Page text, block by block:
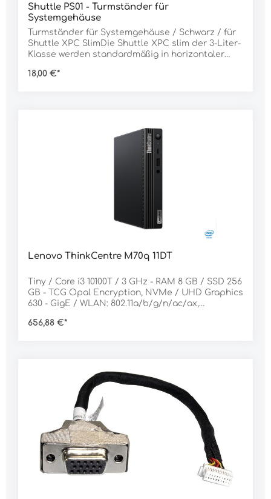
für den 24/7-Dauerbetrieb geeignet und
außerdem sehr sparsam. Es ist ideal einsetzbar
für professionelle Anwendungen wie Digital
Signage, POS, Steuerung, Office oder als Media-
PC.
Shuttle PS01 - Turmständer für
Systemgehäuse
Turmständer für Systemgehäuse / Schwarz / für
Shuttle XPC SlimDie Shuttle XPC slim der 3-Liter-
Klasse werden standardmäßig in horizontaler
Standfußes PS01 kann das Gerät aber auch
18,00 €*
Lenovo ThinkCentre M70q 11DT
Tiny / Core i3 10100T / 3 GHz - RAM 8 GB / SSD 256
GB - TCG Opal Encryption, NVMe / UHD Graphics
630 - GigE / WLAN: 802.11a/b/g/n/ac/ax,
Deutsch / Schwarz Der kompakte Desktop-PC
bewältigen, nimmt dabei aber nur einen Bruchteil
erweitern und zählt dank des geringen
Energieverbrauchs und einer Vielzahl anderer
Funktionen zu den Favoriten im Büro. Balance
zwischen Platzbedarf und Performance Auf
Zuverlässigkeit gebaut und getestet Praktisch
und konfigurierbar Passt überall - und sieht
überall gut aus
656,88 €*